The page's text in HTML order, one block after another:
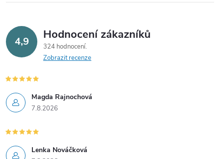
4,9 Hodnocení zákazníků
324 hodnocení
Zobrazit recenze
Magda Rajnochová
7.8.2026
Lenka Nováčková